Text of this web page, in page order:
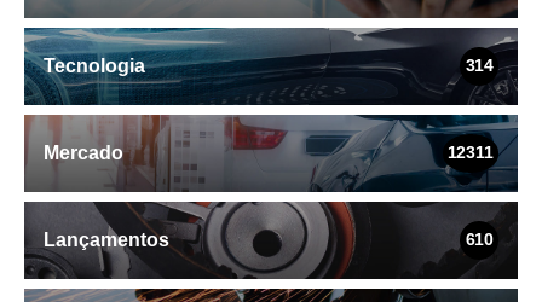
Tecnologia 314
Mercado 12311
Lançamentos 610